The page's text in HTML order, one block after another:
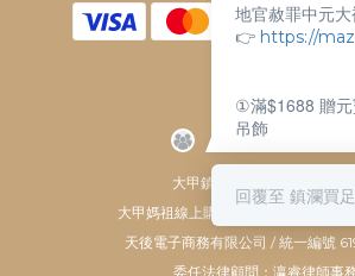
大甲鎮瀾宮唯一指定 官方商城
大甲媽祖線上購物商城 © All Rights
天後電子商務有限公司 / 統一編號
委任法律顧問：瀛睿律師事
地官赦罪中元
👉 https://
①滿$1688 贈
吊飾
新朋友不知道怎
回覆至 鎮瀾買足